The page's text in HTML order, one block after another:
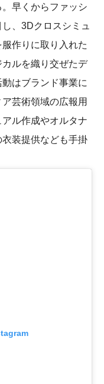
早くからファッシ
、3Dクロスシミュ
作りに取り入れた
ルを織り交ぜたデ
はブランド事業に
芸術領域の広報用
ル作成やオルタナ
装提供なども手掛